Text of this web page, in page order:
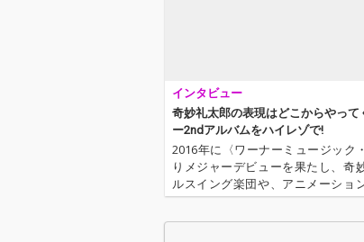
インタビュー
奇妙礼太郎の表現はどこからやっ
ー2ndアルバムをハイレゾで!
2016年に〈ワーナーミュージック
りメジャーデビューを果たし、奇
ルスイング楽団や、アニメーショ
ルとしても活動中のバンドマンで